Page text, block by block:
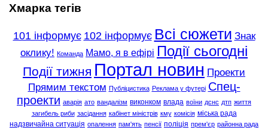
Хмарка тегів
101 інформує 102 інформує Всі сюжети Знак
оклику! Команда Мамо, я в ефірі Події сьогодні
Події тижня Портал новин Проекти
Прямим текстом Публіцистика Реклама у футері Спец-
проекти аварія ато вандалізм виконком влада воїни дснс дтп життя
загибель риби засідання кабінет міністрів кму комісія міська рада
надзвичайна ситуація опалення пам'ять пенсії поліція прем'єр районна рада